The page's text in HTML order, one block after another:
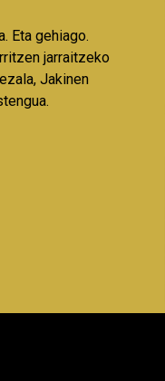
Eta gehiago.
jarraitzeko
Jakinen